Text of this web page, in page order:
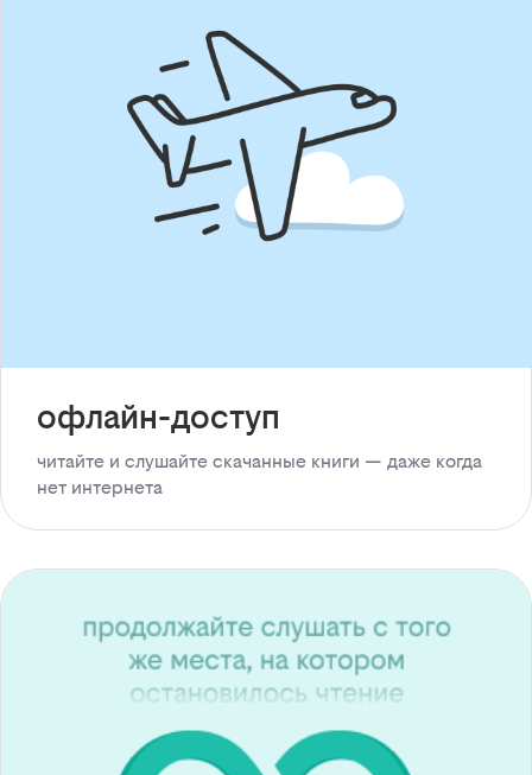
офлайн-доступ
читайте и слушайте скачанные книги — даже когда
нет интернета